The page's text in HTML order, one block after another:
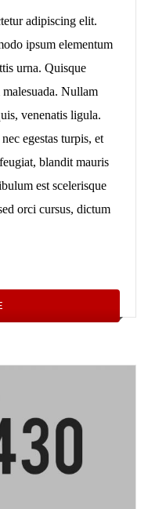
adipiscing elit.
ipsum elementum
urna. Quisque
Nullam
venenatis ligula.
egestas turpis, et
blandit mauris
est scelerisque
orci cursus, dictum